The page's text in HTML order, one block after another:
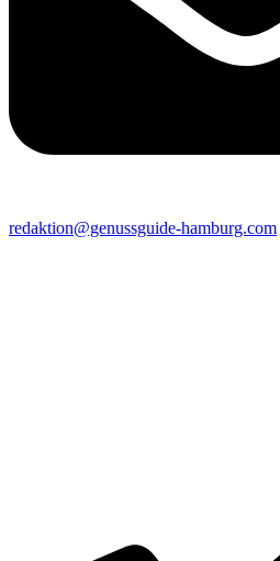
redaktion@genussguide-hamburg.com